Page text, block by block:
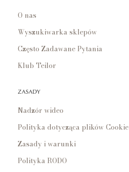
O nas
Wyszukiwarka sklepów
Często Zadawane Pytania
Klub Teilor
ZASADY
Nadzór wideo
Polityka dotycząca plików Cookie
Zasady i warunki
Polityka RODO